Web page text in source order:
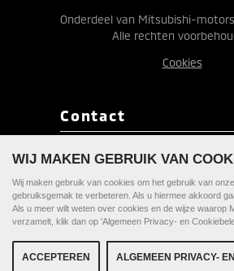
Onderdeel van Mitsubishi-
Alle rechten
Cookies
Contact
Redactie ClearTechnology
1180 MB Amstelveen
TIPS? WIJ HOREN
GRAAG
WIJ MAKEN GEBRUIK VAN
Wij maken gebruik van cookies om het gebruik van
gebruiksgemak te verbeteren. Als u hiermee akkoord
Als u meer wilt weten over cookies en de wijze waarop
verzamelt, klik dan op 'Algemeen Privacy- en
ALGEMEEN PRIVACY-